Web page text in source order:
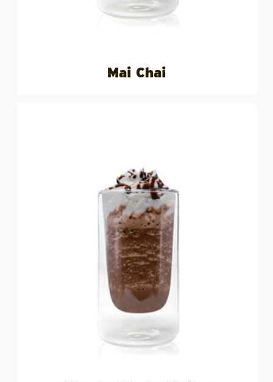
Mai Chai